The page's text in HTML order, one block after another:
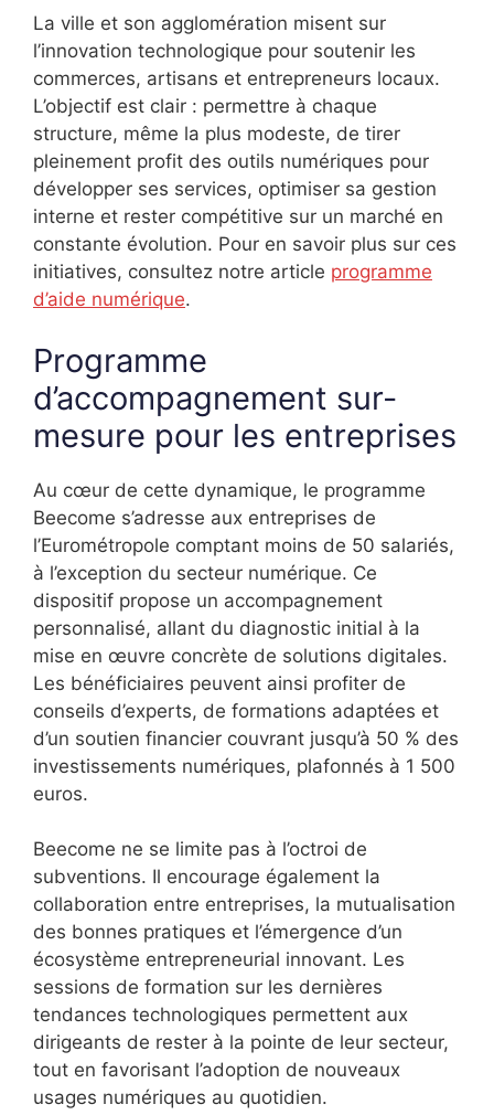
La ville et son agglomération misent sur
l’innovation technologique pour soutenir les
commerces, artisans et entrepreneurs locaux.
L’objectif est clair : permettre à chaque
structure, même la plus modeste, de tirer
pleinement profit des outils numériques pour
développer ses services, optimiser sa gestion
interne et rester compétitive sur un marché en
constante évolution. Pour en savoir plus sur ces
initiatives, consultez notre article programme
d’aide numérique.
Programme
d’accompagnement sur-
mesure pour les entreprises
Au cœur de cette dynamique, le programme
Beecome s’adresse aux entreprises de
l’Eurométropole comptant moins de 50 salariés,
à l’exception du secteur numérique. Ce
dispositif propose un accompagnement
personnalisé, allant du diagnostic initial à la
mise en œuvre concrète de solutions digitales.
Les bénéficiaires peuvent ainsi profiter de
conseils d’experts, de formations adaptées et
d’un soutien financier couvrant jusqu’à 50 % des
investissements numériques, plafonnés à 1 500
euros.
Beecome ne se limite pas à l’octroi de
subventions. Il encourage également la
collaboration entre entreprises, la mutualisation
des bonnes pratiques et l’émergence d’un
écosystème entrepreneurial innovant. Les
sessions de formation sur les dernières
tendances technologiques permettent aux
dirigeants de rester à la pointe de leur secteur,
tout en favorisant l’adoption de nouveaux
usages numériques au quotidien.